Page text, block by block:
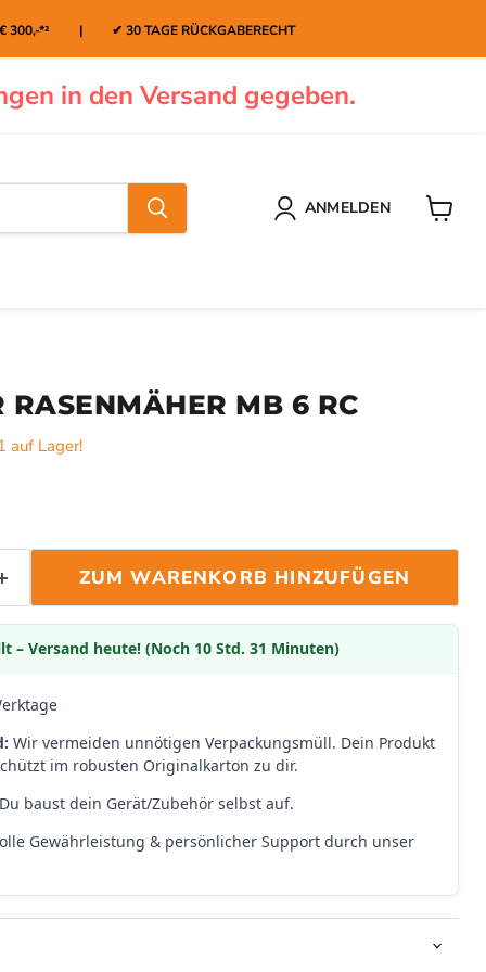
€ 300,-*² | ✔ 30 TAGE RÜCKGABERECHT
in den Versand gegeben.
ANMELDEN
RASENMÄHER MB 6 RC
auf Lager!
ZUM WARENKORB HINZUFÜGEN
– Versand heute! (Noch 10 Std. 31 Minuten)
Wir vermeiden unnötigen Verpackungsmüll. Dein Produkt
im robusten Originalkarton zu dir.
baust dein Gerät/Zubehör selbst auf.
Gewährleistung & persönlicher Support durch unser